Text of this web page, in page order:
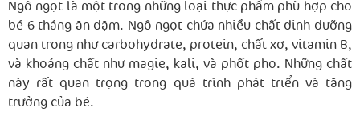
Ngô ngọt là một trong những loại thực phẩm phù hợp cho
bé 6 tháng ăn dặm. Ngô ngọt chứa nhiều chất dinh dưỡng
quan trọng như carbohydrate, protein, chất xơ, vitamin B,
và khoáng chất như magie, kali, và phốt pho. Những chất
này rất quan trọng trong quá trình phát triển và tăng
trưởng của bé.